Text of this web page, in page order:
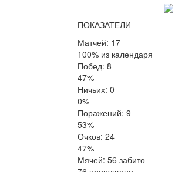
ПОКАЗАТЕЛИ
Матчей: 17
100% из календаря
Побед: 8
47%
Ничьих: 0
0%
Поражений: 9
53%
Очков: 24
47%
Мячей: 56 забито